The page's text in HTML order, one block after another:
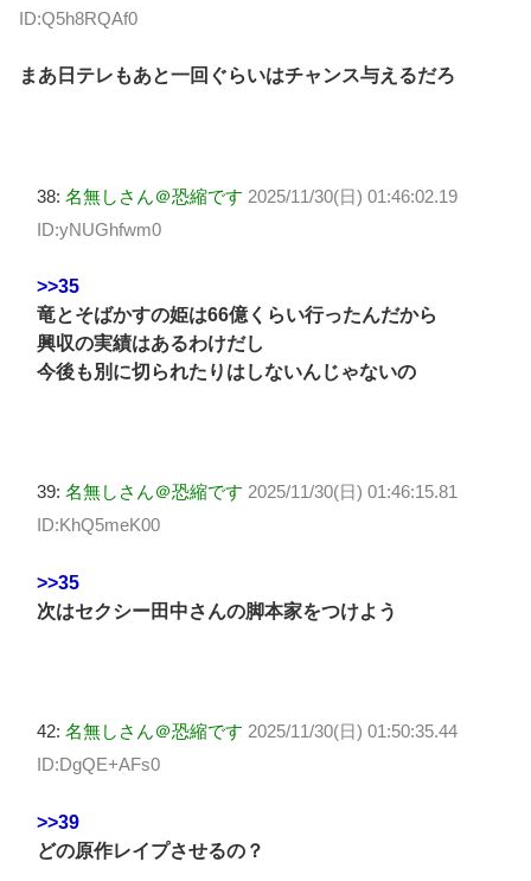
ID:Q5h8RQAf0
まあ日テレもあと一回ぐらいはチャンス与えるだろ
38: 名無しさん＠恐縮です 2025/11/30(日) 01:46:02.19
ID:yNUGhfwm0
>>35
竜とそばかすの姫は66億くらい行ったんだから
興収の実績はあるわけだし
今後も別に切られたりはしないんじゃないの
39: 名無しさん＠恐縮です 2025/11/30(日) 01:46:15.81
ID:KhQ5meK00
>>35
次はセクシー田中さんの脚本家をつけよう
42: 名無しさん＠恐縮です 2025/11/30(日) 01:50:35.44
ID:DgQE+AFs0
>>39
どの原作レイプさせるの？